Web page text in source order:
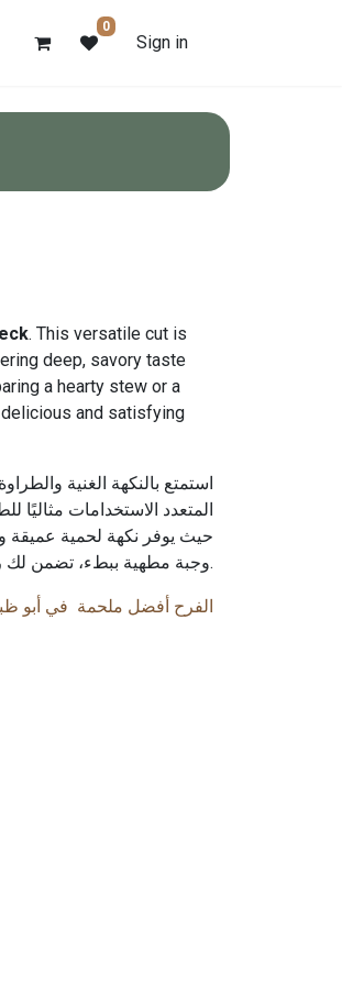
0
Sign in
. This versatile cut is
deep, savory taste
a hearty stew or a
and satisfying
استمتع بالنكهة الغنية
المتعدد الاستخدامات مثاليًا
حيث يوفر نكهة لحمية
وجبة مطهية ببطء، تضمن لك رقبة العجل الهولندي تجربة لذيذة ومشبعة.
الفرح أفضل ملحمة في أبو